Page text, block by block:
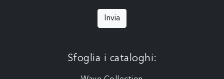
Invia
Sfoglia i cataloghi: